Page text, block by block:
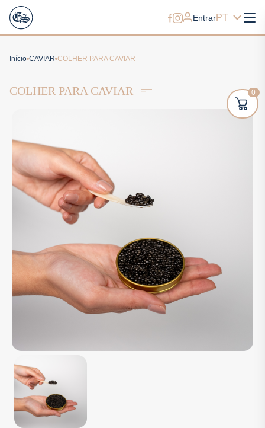
EntrarPT
Início CAVIAR COLHER PARA CAVIAR
COLHER PARA CAVIAR 0